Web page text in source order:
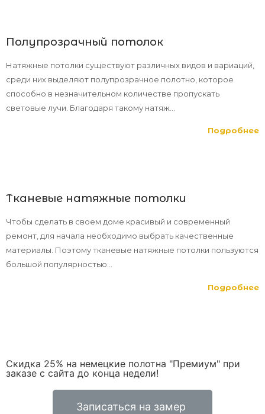
Полупрозрачный потолок
Натяжные потолки существуют различных видов и вариаций,
среди них выделяют полупрозрачное полотно, которое
способно в незначительном количестве пропускать
световые лучи. Благодаря такому натяж...
Подробнее
Тканевые натяжные потолки
Чтобы сделать в своем доме красивый и современный
ремонт, для начала необходимо выбрать качественные
материалы. Поэтому тканевые натяжные потолки пользуются
большой популярностью...
Подробнее
Скидка 25% на немецкие полотна "Премиум" при
заказе с сайта до конца недели!
Записаться на замер